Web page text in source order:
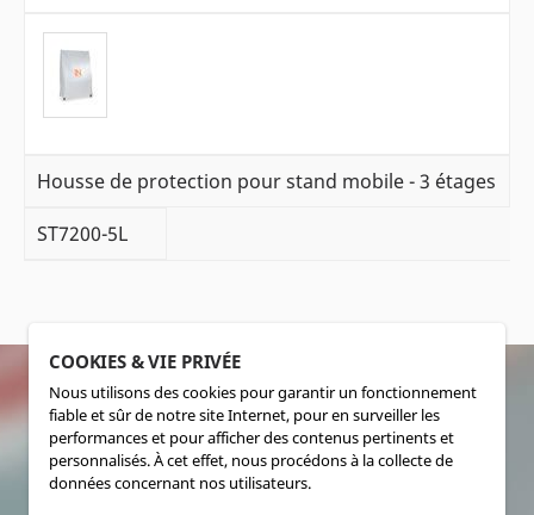
Housse de protection pour stand mobile - 3 étages
ST7200-5L
SOCIALMEDIA
COOKIES & VIE PRIVÉE
Nous utilisons des cookies pour garantir un fonctionnement
fiable et sûr de notre site Internet, pour en surveiller les
performances et pour afficher des contenus pertinents et
personnalisés. À cet effet, nous procédons à la collecte de
données concernant nos utilisateurs.